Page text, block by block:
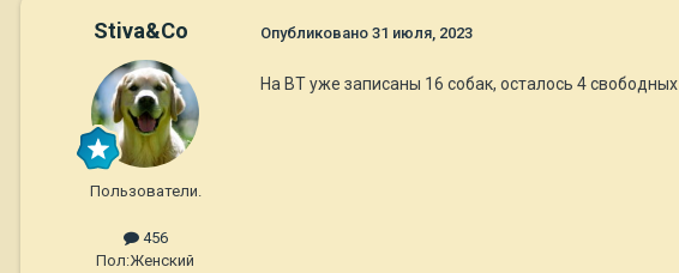
Stiva&Co
Пользователи.
456
Пол:Женский
Опубликовано 31 июля, 2023
На ВТ уже записаны 16 собак, осталось 4